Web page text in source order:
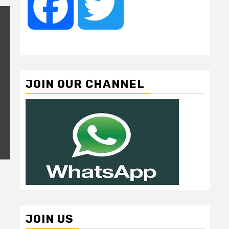
Facebook
JOIN OUR CHANNEL
JOIN US